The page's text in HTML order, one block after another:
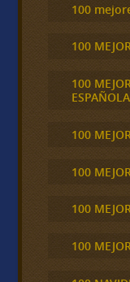
100
100
100
ESPAÑOLA
100
100
100
100